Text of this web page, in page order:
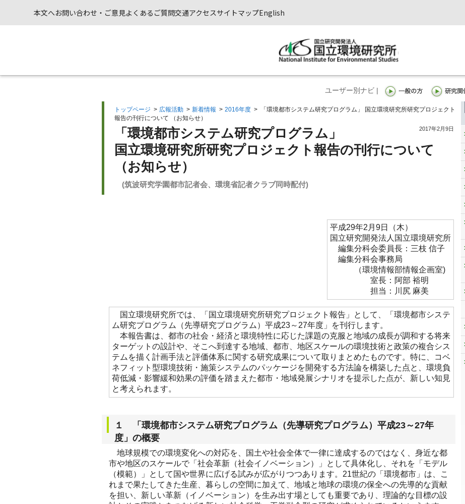
本文へお問い合わせ・ご意見よくあるご質問交通アクセスサイトマップEnglish
ユーザー別ナビ |
トップページ > 広報活動 > 新着情報 > 2016年度 >
「環境都市システム研究プログラム」 国立環境研究所研究プロジェクト
報告の刊行について （お知らせ）
2017年2月9日
「環境都市システム研究プログラム」
国立環境研究所研究プロジェクト報告の刊行について
（お知らせ）
(筑波研究学園都市記者会、環境省記者クラブ同時配付)
平成29年2月9日（木）
国立研究開発法人国立環境研究所
編集分科会委員長：三枝 信子
編集分科会事務局
（環境情報部情報企画室)
室長：阿部 裕明
担当：川尻 麻美
国立環境研究所では、「国立環境研究所研究プロジェクト報告」として、「環境都市システ
ム研究プログラム（先導研究プログラム）平成23～27年度」を刊行します。
本報告書は、都市の社会・経済と環境特性に応じた課題の克服と地域の成長が調和する将来
ターゲットの設計や、そこへ到達する地域、都市、地区スケールの環境技術と政策の複合シス
テムを描く計画手法と評価体系に関する研究成果について取りまとめたものです。特に、コベ
ネフィット型環境技術・施策システムのパッケージを開発する方法論を構築した点と、環境負
荷低減・影響緩和効果の評価を踏まえた都市・地域発展シナリオを提示した点が、新しい知見
と考えられます。
１ 「環境都市システム研究プログラム（先導研究プログラム）平成23～27年
度」の概要
地球規模での環境変化への対応を、国土や社会全体で一律に達成するのではなく、身近な都
市や地区のスケールで「社会革新（社会イノベーション）」として具体化し、それを「モデル
（模範）」として国や世界に広げる試みが広がりつつあります。21世紀の「環境都市」は、こ
れまで果たしてきた生産、暮らしの空間に加えて、地域と地球の環境の保全への先導的な貢献
を担い、新しい革新（イノベーション）を生み出す場としても重要であり、理論的な目標の設